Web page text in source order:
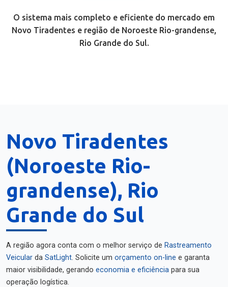
O sistema mais completo e eficiente do mercado em
Novo Tiradentes e região de Noroeste Rio-grandense,
Rio Grande do Sul.
Novo Tiradentes
(Noroeste Rio-
grandense), Rio
Grande do Sul
A região agora conta com o melhor serviço de Rastreamento
Veicular da SatLight. Solicite um orçamento on-line e garanta
maior visibilidade, gerando economia e eficiência para sua
operação logística.